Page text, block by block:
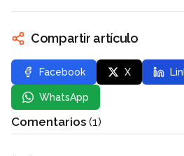
Compartir artículo
Facebook X
WhatsApp
Comentarios (1)